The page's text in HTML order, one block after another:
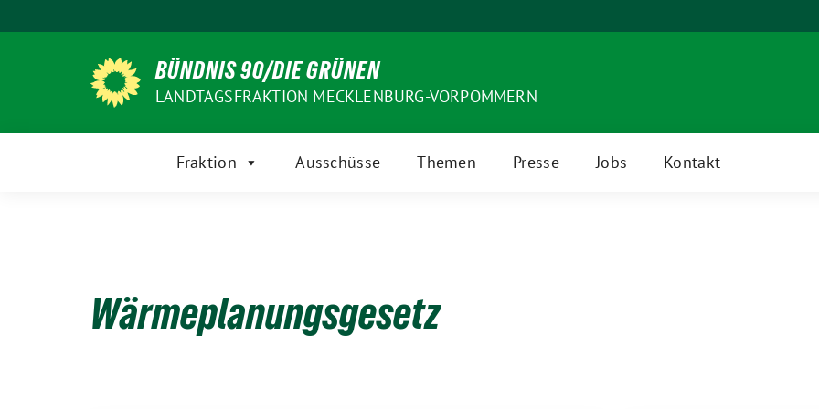
zum
BÜNDNIS 90/DIE GRÜNEN
LANDTAGSFRAKTION MECKLENBURG-VORPOMMERN
Fraktion Ausschüsse Themen Presse Jobs Kontakt
Wärmeplanungsgesetz